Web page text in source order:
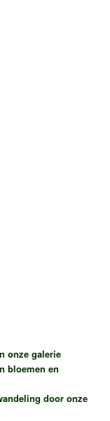
onze galerie
bloemen en
door onze